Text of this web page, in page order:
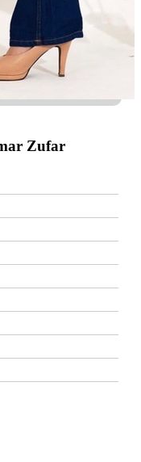
Zufar